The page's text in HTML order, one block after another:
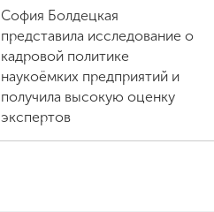
София Болдецкая
представила исследование о
кадровой политике
наукоёмких предприятий и
получила высокую оценку
экспертов